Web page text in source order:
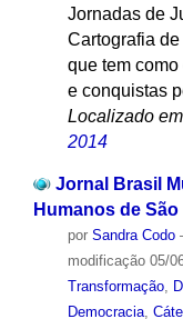
Jornadas de
Cartografia
que tem
e conquistas
Localizado em
2014
Jornal Brasil
Humanos de São
por Sandra Codo
modificação05/
Transformação,
Democracia,